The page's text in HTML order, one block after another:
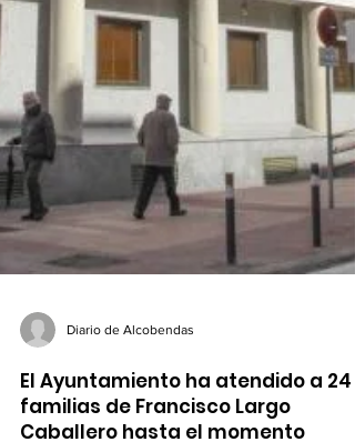
Diario de Alcobendas